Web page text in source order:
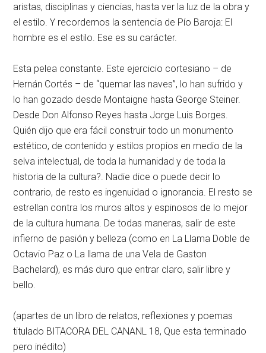
aristas, disciplinas y ciencias, hasta ver la luz de la obra y
el estilo. Y recordemos la sentencia de Pío Baroja: El
hombre es el estilo. Ese es su carácter.
Esta pelea constante. Este ejercicio cortesiano – de
Hernán Cortés – de “quemar las naves”, lo han sufrido y
lo han gozado desde Montaigne hasta George Steiner.
Desde Don Alfonso Reyes hasta Jorge Luis Borges.
Quién dijo que era fácil construir todo un monumento
estético, de contenido y estilos propios en medio de la
selva intelectual, de toda la humanidad y de toda la
historia de la cultura?. Nadie dice o puede decir lo
contrario, de resto es ingenuidad o ignorancia. El resto se
estrellan contra los muros altos y espinosos de lo mejor
de la cultura humana. De todas maneras, salir de este
infierno de pasión y belleza (como en La Llama Doble de
Octavio Paz o La llama de una Vela de Gaston
Bachelard), es más duro que entrar claro, salir libre y
bello.
(apartes de un libro de relatos, reflexiones y poemas
titulado BITACORA DEL CANANL 18, Que esta terminado
pero inédito)